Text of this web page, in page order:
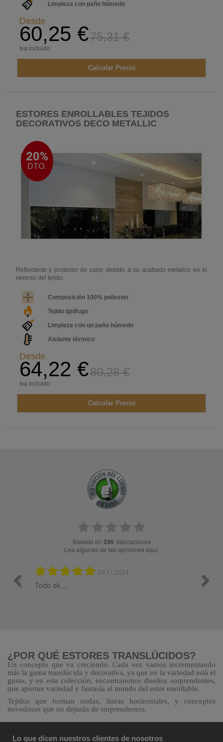
Limpieza con paño húmedo
Desde
60,25 €75,31 €
Iva incluido
Calcular Precio
ESTORES ENROLLABLES TEJIDOS
DECORATIVOS DECO METALLIC
20%
DTO.
Reflectante y protector de calor, debido a su acabado metalico en el
reverso del tejido.
Composición 100% poliester
Tejido Ignífugo
Limpieza con un paño húmedo
Aislante térmico
Desde
64,22 €80,28 €
Iva incluido
Calcular Precio
basado en 296 Valoraciones
Lea algunas de las opiniones aquí.
21.07.2024
Todo ik
¿POR QUÉ ESTORES TRANSLÚCIDOS?
Un concepto que va creciendo. Cada vez vamos incrementando
más la gama translúcida y decorativa, ya que en la variedad está el
gusto, y en esta colección, encontraremos diseños sorprendentes,
que aportan variedad y fantasía al mundo del estor enrollable.
Tejidos que forman ondas, líneas horizontales, y conceptos
novedosos que no dejarán de sorprendernos.
Lo que dicen nuestros clientes de nosotros